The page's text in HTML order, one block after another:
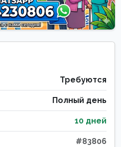
Требуются
Полный день
10 дней
#83806